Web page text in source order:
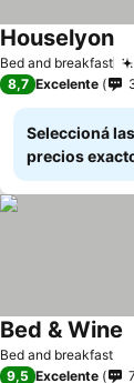
Bed and breakfast
Houselyon
8,7 Excelente
Seleccioná
precios
Bed and breakfast
Bed & Wine
9,5 Excelente